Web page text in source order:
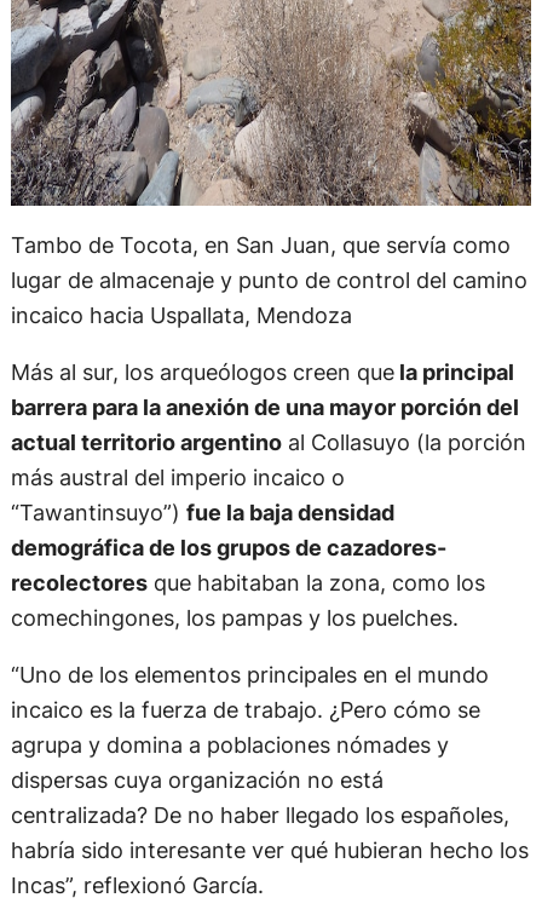
Tambo de Tocota, en San Juan, que servía como
lugar de almacenaje y punto de control del camino
incaico hacia Uspallata, Mendoza
Más al sur, los arqueólogos creen quela principal
barrera para la anexión de una mayor porción del
actual territorio argentinoal Collasuyo (la porción
más austral del imperio incaico o
“Tawantinsuyo”) fue la baja densidad
demográfica de los grupos de cazadores-
recolectoresque habitaban la zona, como los
comechingones, los pampas y los puelches.
“Uno de los elementos principales en el mundo
incaico es la fuerza de trabajo. ¿Pero cómo se
agrupa y domina a poblaciones nómades y
dispersas cuya organización no está
centralizada? De no haber llegado los españoles,
habría sido interesante ver qué hubieran hecho los
Incas”, reflexionó García.